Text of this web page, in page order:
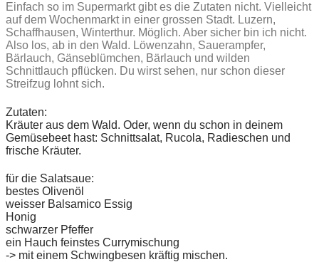
Einfach so im Supermarkt gibt es die Zutaten nicht. Vielleicht
auf dem Wochenmarkt in einer grossen Stadt. Luzern,
Schaffhausen, Winterthur. Möglich. Aber sicher bin ich nicht.
Also los, ab in den Wald. Löwenzahn, Sauerampfer,
Bärlauch, Gänseblümchen, Bärlauch und wilden
Schnittlauch pflücken. Du wirst sehen, nur schon dieser
Streifzug lohnt sich.
Zutaten:
Kräuter aus dem Wald. Oder, wenn du schon in deinem
Gemüsebeet hast: Schnittsalat, Rucola, Radieschen und
frische Kräuter.
für die Salatsaue:
bestes Olivenöl
weisser Balsamico Essig
Honig
schwarzer Pfeffer
ein Hauch feinstes Currymischung
-> mit einem Schwingbesen kräftig mischen.